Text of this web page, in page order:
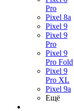
Pro
Pixel 8a
Pixel 9
Pixel 9
Pro
Pixel 9
Pro Fold
Pixel 9
Pro XL
Pixel 9a
Ещё